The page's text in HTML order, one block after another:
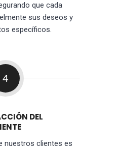
que cada
sus deseos y
específicos.
4
DEL
nuestros clientes es